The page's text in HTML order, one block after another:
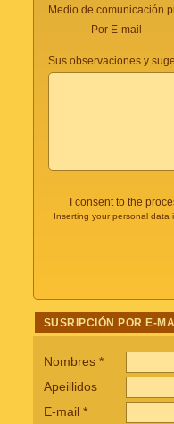
Medio de comunicación
Por E-mail
Sus observaciones y
I consent to the
Inserting your personal
SUSRIPCIÓN POR E-
Nombres *
Apeillidos
E-mail *